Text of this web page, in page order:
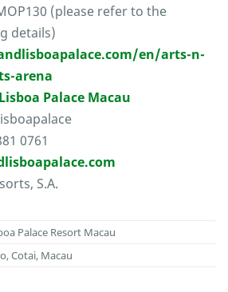
(please refer to the
details)
en/arts-n-
arena
Palace Macau
0761
S.A.
Palace Resort Macau
Cotai, Macau